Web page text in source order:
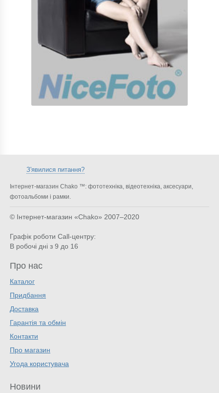
З'явилися питання?
Інтернет-магазин Chako ™: фототехніка, відеотехніка, аксесуари,
фотоальбоми і рамки.
© Інтернет-магазин «Chako» 2007–2020
Графік роботи Call-центру:
В робочі дні з 9 до 16
Про нас
Каталог
Придбання
Доставка
Гарантія та обмін
Контакти
Про магазин
Угода користувача
Новини